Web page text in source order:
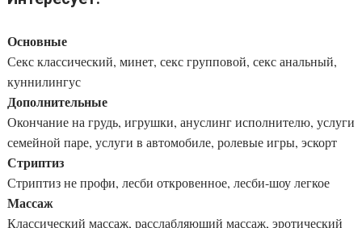
Основные
Секс классический, минет, секс групповой, секс анальный,
куннилингус
Дополнительные
Окончание на грудь, игрушки, ануслинг исполнителю, услуги
семейной паре, услуги в автомобиле, ролевые игры, эскорт
Стриптиз
Стриптиз не профи, лесби откровенное, лесби-шоу легкое
Массаж
Классический массаж, расслабляющий массаж, эротический